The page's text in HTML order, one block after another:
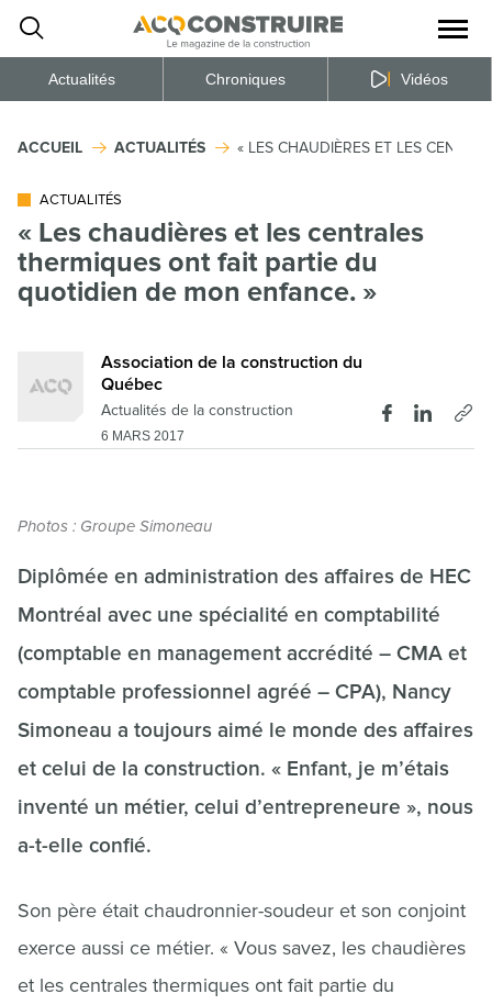
la
du
Actualités Chroniques Vidéos
ACCUEIL ACTUALITÉS « LES CHAUDIÈRES ET LES
ACTUALITÉS
« Les chaudières et les centrales
thermiques ont fait partie du
quotidien de mon enfance. »
Association de la construction du
Québec
Actualités de la construction
6 MARS 2017
Photos : Groupe Simoneau
Diplômée en administration des affaires de HEC
Montréal avec une spécialité en comptabilité
(comptable en management accrédité – CMA et
comptable professionnel agréé – CPA), Nancy
Simoneau a toujours aimé le monde des affaires
et celui de la construction. « Enfant, je m’étais
inventé un métier, celui d’entrepreneure », nous
a-t-elle confié.
Son père était chaudronnier-soudeur et son conjoint
exerce aussi ce métier. « Vous savez, les chaudières
et les centrales thermiques ont fait partie du